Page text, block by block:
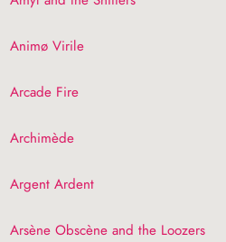
Animø Virile
Arcade Fire
Archimède
Argent Ardent
Arsène Obscène and the Loozers